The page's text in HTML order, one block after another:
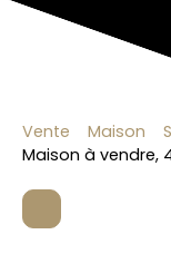
Vente Maison
Maison à vendre,